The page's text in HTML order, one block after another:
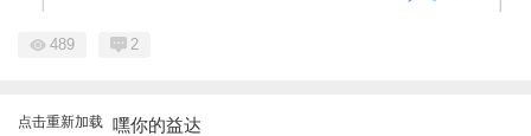
489 2
点击重新加载 嘿你的益达